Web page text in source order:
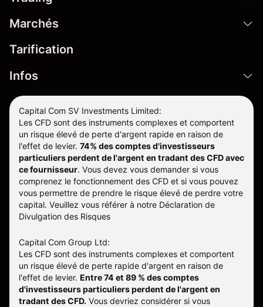
Marchés
Tarification
Infos
Capital Com SV Investments Limited:
Les CFD sont des instruments complexes et comportent
un risque élevé de perte d'argent rapide en raison de
l'effet de levier. 74% des comptes d'investisseurs
particuliers perdent de l'argent en tradant des CFD avec
ce fournisseur. Vous devez vous demander si vous
comprenez le fonctionnement des CFD et si vous pouvez
vous permettre de prendre le risque élevé de perdre votre
capital. Veuillez vous référer à notre Déclaration de
Divulgation des Risques
Capital Com Group Ltd:
Les CFD sont des instruments complexes et comportent
un risque élevé de perte rapide d'argent en raison de
l'effet de levier. Entre 74 et 89 % des comptes
d'investisseurs particuliers perdent de l'argent en
tradant des CFD. Vous devriez considérer si vous